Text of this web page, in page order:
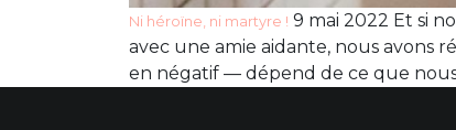
Ni héroïne, ni martyre ! 9 mai 2022 Et si
avec une amie aidante, nous avons
en négatif — dépend de ce que nous